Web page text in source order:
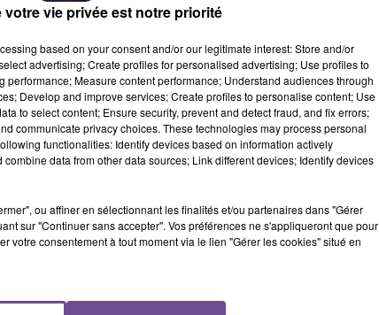
clients sur l’achat ou la vente de leur
De la détection d’affaires à la
(estimation des biens, diffusion des
votre vie privée est notre priorité
based on your consent and/or our legitimate interest: Store and/or
advertising; Create profiles for personalised advertising; Use profiles to
Measure content performance; Understand audiences through
Develop and improve services; Create profiles to personalise content; Use
to select content; Ensure security, prevent and detect fraud, and fix errors;
communicate privacy choices. These technologies may process personal
functionalities: Identify devices based on information actively
data from other data sources; Link different devices; Identify devices
ou affiner en sélectionnant les finalités et/ou partenaires dans "Gérer
sur "Continuer sans accepter". Vos préférences ne s'appliqueront que pour
votre consentement à tout moment via le lien "Gérer les cookies" situé en